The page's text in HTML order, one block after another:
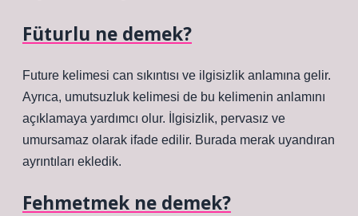
Füturlu ne demek?
Future kelimesi can sıkıntısı ve ilgisizlik anlamına gelir.
Ayrıca, umutsuzluk kelimesi de bu kelimenin anlamını
açıklamaya yardımcı olur. İlgisizlik, pervasız ve
umursamaz olarak ifade edilir. Burada merak uyandıran
ayrıntıları ekledik.
Fehmetmek ne demek?